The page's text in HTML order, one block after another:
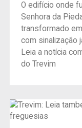
O edifício onde
Senhora da
transformado
com sinalização
Leia a notícia
do Trevim